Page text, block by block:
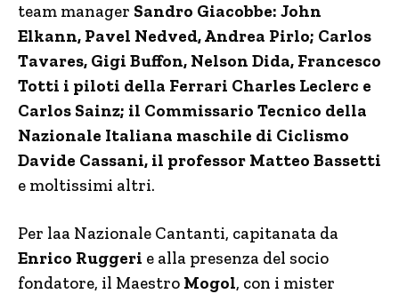
team manager Sandro Giacobbe: John
Elkann, Pavel Nedved, Andrea Pirlo; Carlos
Tavares, Gigi Buffon, Nelson Dida, Francesco
Totti i piloti della Ferrari Charles Leclerc e
Carlos Sainz; il Commissario Tecnico della
Nazionale Italiana maschile di Ciclismo
Davide Cassani, il professor Matteo Bassetti
e moltissimi altri.
Per laa Nazionale Cantanti, capitanata da
Enrico Ruggeri e alla presenza del socio
fondatore, il Maestro Mogol, con i mister